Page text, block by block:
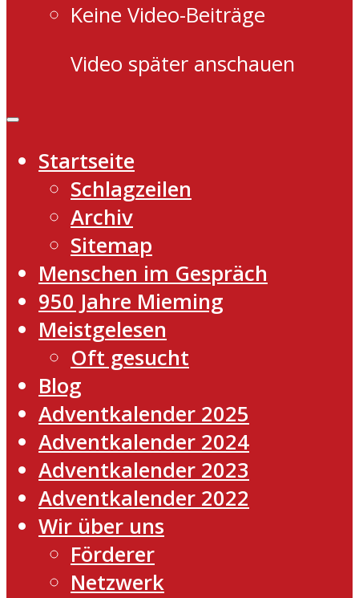
Keine Video-Beiträge
Video später anschauen
Startseite
Schlagzeilen
Archiv
Sitemap
Menschen im Gespräch
950 Jahre Mieming
Meistgelesen
Oft gesucht
Blog
Adventkalender 2025
Adventkalender 2024
Adventkalender 2023
Adventkalender 2022
Wir über uns
Förderer
Netzwerk